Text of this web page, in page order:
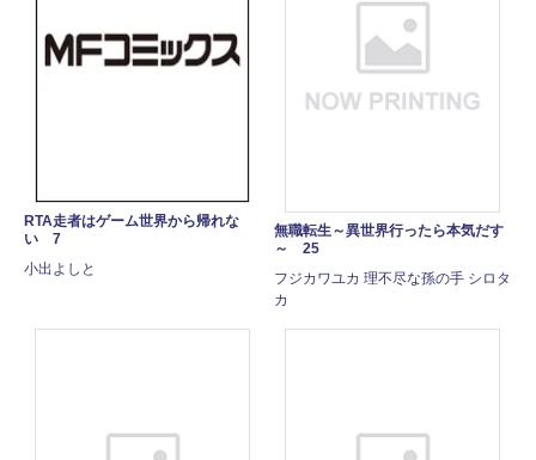
RTA走者はゲーム世界から帰れな
い 7
小出よしと
無職転生～異世界行ったら本気だす
～ 25
フジカワユカ 理不尽な孫の手 シロタ
カ